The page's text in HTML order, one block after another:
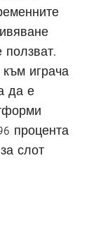
ползват.
играча
да е
процента
слот